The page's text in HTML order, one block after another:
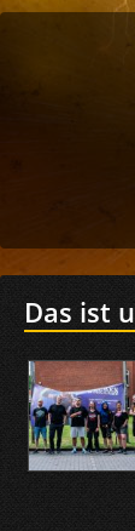
Das ist